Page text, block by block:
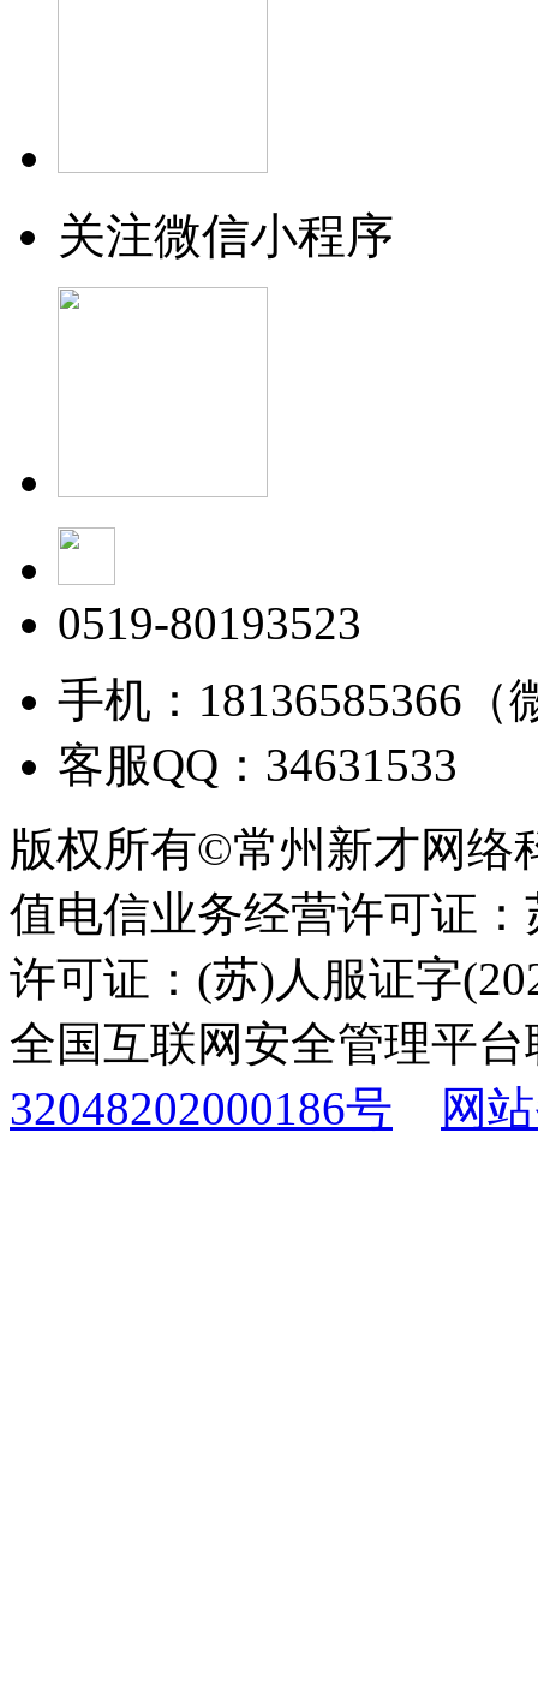
关注微信小程序
0519-80193523
手机：18136585366（
客服QQ：34631533
版权所有©常州新才网络
值电信业务经营许可证
许可证：(苏)人服证字
全国互联网安全管理平
32048202000186号
网